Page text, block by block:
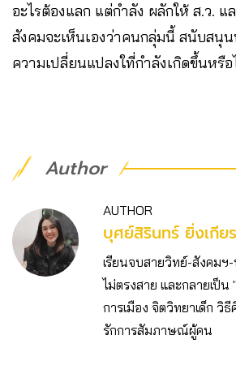
อะไรต้องแลก แต่กำลัง ผลักให้ ส.ว. แ
สังคมจะเห็นเองว่าคนกลุ่มนี้ สนับสนุ
ความเปลี่ยนแปลงใที่กำลังเกิดขึ้นหรือ
Author
AUTHOR
บุศย์สิรินทร์ ยิ่งเกีย
เรียนจบสายวิทย์-สังคมฯ
ไม่ตรงสาย และกลายเป็น
การเมือง จิตวิทยาเด็ก วิ
รักการสัมภาษณ์ผู้คน